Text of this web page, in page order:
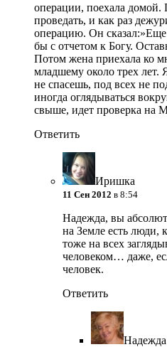
операции, поехала домой.
проведать, и как раз
операцию. Он
бы с отчетом к Богу.
Потом жена приехала ко
младшему около трех
не спасешь, под всех не
иногда оглядываться
свыше, идет проверка
Ответить
Иришка
11 Сен 2012 в 8:54
Надежда, вы
на Земле есть люди,
тоже на всех
человеком… даже,
человек.
Ответить
Надежда